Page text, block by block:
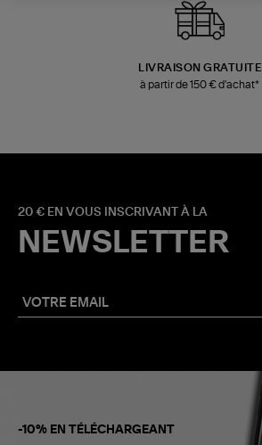
LIVRAISON GRATUITE
à partir de 150 € d'achat*
20 € EN VOUS INSCRIVANT À LA
NEWSLETTER
-10% EN TÉLÉCHARGEANT